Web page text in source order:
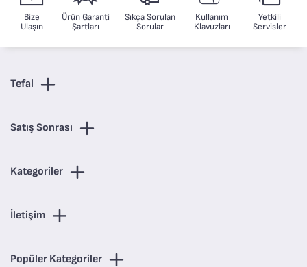
Bize
Ulaşın
Ürün Garanti
Şartları
Sıkça Sorulan
Sorular
Kullanım
Klavuzları
Yetkili
Servisler
Tefal
Satış Sonrası
Kategoriler
İletişim
Popüler Kategoriler